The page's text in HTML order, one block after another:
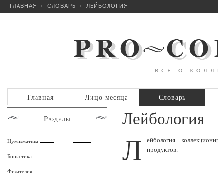
ГЛАВНАЯ СЛОВАРЬ ЛЕЙБОЛОГИЯ
Главная Лицо месяца Словарь
Лейбология
Л
ейбология –
продуктов.
Разделы
Нумизматика
Бонистика
Филателия